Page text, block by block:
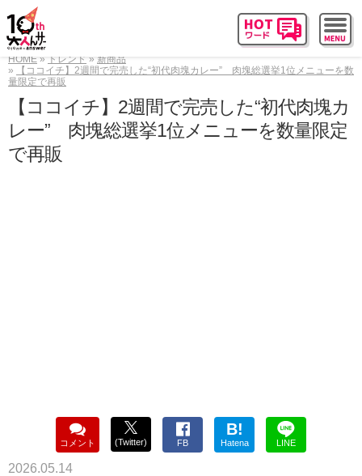
HOME トレンド
新商品
【ココイチ】2週間で完売した“初代肉塊カレー” 肉塊総選挙1位メニューを数
量限定で再販
【ココイチ】2週間で完売した“初代肉塊カ
レー” 肉塊総選挙1位メニューを数量限定
で再販
コメント (Twitter) FB
B!
Hatena LINE
2026.05.14